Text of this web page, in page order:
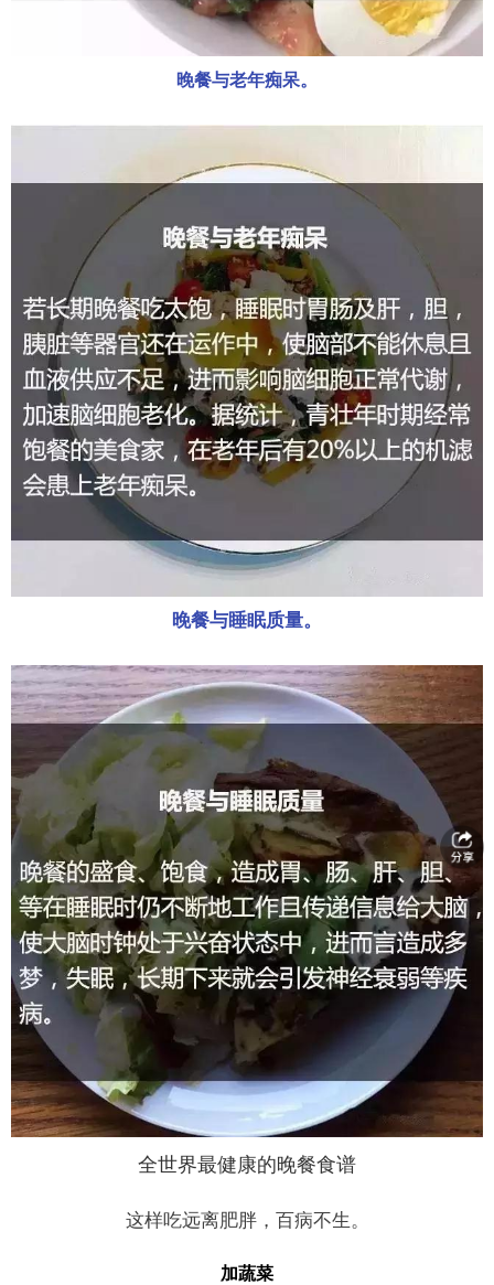
晚餐与老年痴呆。
晚餐与睡眠质量。
全世界最健康的晚餐食谱
这样吃远离肥胖，百病不生。
加蔬菜